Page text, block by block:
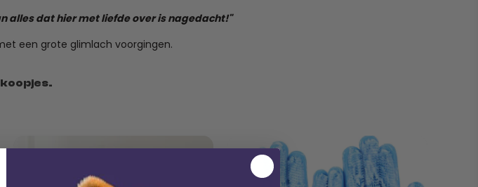
alles dat hier met liefde over is nagedacht!"
een grote glimlach voorgingen.